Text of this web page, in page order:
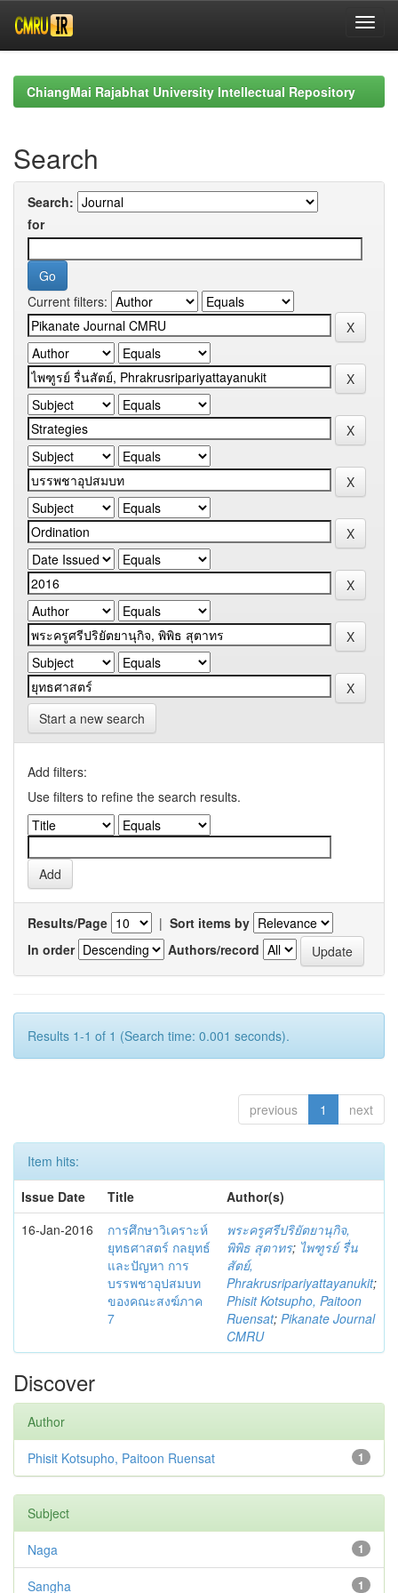
navigationChiangMai Rajabhat University Intellectual Repository
Search
Search:
for
Current filters:
Start a new search
Add filters:
Use filters to refine the search results.
Results/Page | Sort items by
In order
Authors/record
Results 1-1 of 1 (Search time: 0.001 seconds).
previous 1 next
Item hits:
Issue Date
Title
Author(s)
16-Jan-2016
การศึกษาวิเคราะห์
ยุทธศาสตร์ กลยุทธ์
และปัญหา การ
บรรพชาอุปสมบท
ของคณะสงฆ์ภาค
7
พระครูศรีปริยัตยานุกิจ,
พิพิธ สุตาทร; ไพฑูรย์ รื่น
สัตย์,
Phrakrusripariyattayanukit;
Phisit Kotsupho, Paitoon
Ruensat; Pikanate Journal
CMRU
Discover
Author
1
Phisit Kotsupho, Paitoon Ruensat
Subject
1
Naga
1
Sangha